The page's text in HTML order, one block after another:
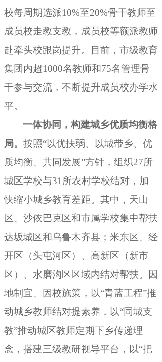
校每周期选派10%至20%骨干教师至
成员校走教支教，成员校等额派教师
赴牵头校跟岗提升。
目前，市级教育
集团内超1000名教师和75名管理骨
干参与交流 ， 不断提升成员校办学水
平。
一体协同 ，构建城乡优质均衡格
局。 按照“以优扶弱、以城带乡、优
质均衡、共同发展”方针 ， 组织27所
城区学校与31所农村学校结对，加
快缩小城乡教育差距。 其中，天山
区、沙依巴克区和市属学校集中帮扶
达坂城区和乌鲁木齐县 ； 米东区、经
开区（头屯河区）、高新区（新市
区）、水磨沟区区域内结对帮扶。因
地制宜、因校施策 ， 以“青蓝工程”推
动城乡教师结对提素养，以“同城支
教”推动城区教师定期下乡传递理
念 ， 搭建三级教研视导平台，以“把